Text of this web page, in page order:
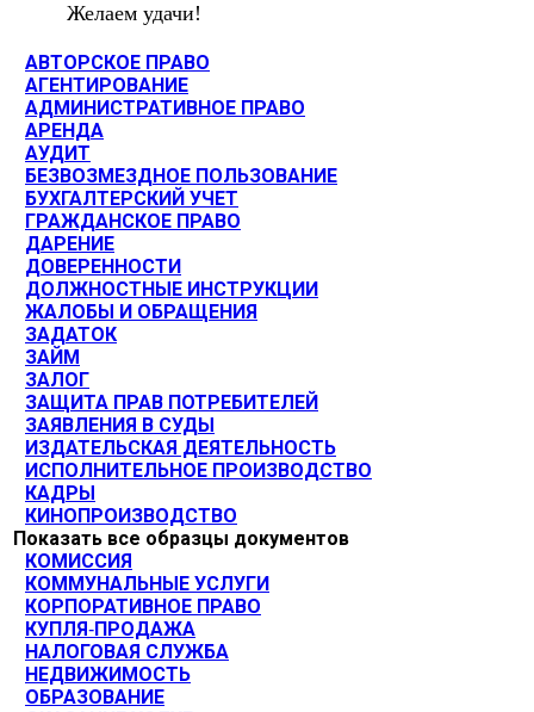
Желаем удачи!
АВТОРСКОЕ ПРАВО
АГЕНТИРОВАНИЕ
АДМИНИСТРАТИВНОЕ ПРАВО
АРЕНДА
АУДИТ
БЕЗВОЗМЕЗДНОЕ ПОЛЬЗОВАНИЕ
БУХГАЛТЕРСКИЙ УЧЕТ
ГРАЖДАНСКОЕ ПРАВО
ДАРЕНИЕ
ДОВЕРЕННОСТИ
ДОЛЖНОСТНЫЕ ИНСТРУКЦИИ
ЖАЛОБЫ И ОБРАЩЕНИЯ
ЗАДАТОК
ЗАЙМ
ЗАЛОГ
ЗАЩИТА ПРАВ ПОТРЕБИТЕЛЕЙ
ЗАЯВЛЕНИЯ В СУДЫ
ИЗДАТЕЛЬСКАЯ ДЕЯТЕЛЬНОСТЬ
ИСПОЛНИТЕЛЬНОЕ ПРОИЗВОДСТВО
КАДРЫ
КИНОПРОИЗВОДСТВО
Показать все образцы документов
КОМИССИЯ
КОММУНАЛЬНЫЕ УСЛУГИ
КОРПОРАТИВНОЕ ПРАВО
КУПЛЯ-ПРОДАЖА
НАЛОГОВАЯ СЛУЖБА
НЕДВИЖИМОСТЬ
ОБРАЗОВАНИЕ